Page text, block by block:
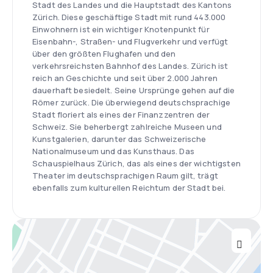
Stadt des Landes und die Hauptstadt des Kantons
Zürich. Diese geschäftige Stadt mit rund 443.000
Einwohnern ist ein wichtiger Knotenpunkt für
Eisenbahn-, Straßen- und Flugverkehr und verfügt
über den größten Flughafen und den
verkehrsreichsten Bahnhof des Landes. Zürich ist
reich an Geschichte und seit über 2.000 Jahren
dauerhaft besiedelt. Seine Ursprünge gehen auf die
Römer zurück. Die überwiegend deutschsprachige
Stadt floriert als eines der Finanzzentren der
Schweiz. Sie beherbergt zahlreiche Museen und
Kunstgalerien, darunter das Schweizerische
Nationalmuseum und das Kunsthaus. Das
Schauspielhaus Zürich, das als eines der wichtigsten
Theater im deutschsprachigen Raum gilt, trägt
ebenfalls zum kulturellen Reichtum der Stadt bei.